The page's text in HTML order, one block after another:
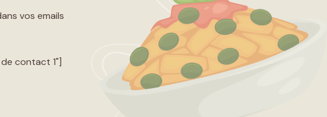
vos emails
contact 1"]